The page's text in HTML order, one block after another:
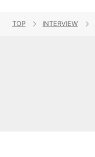
TOP INTERVIEW